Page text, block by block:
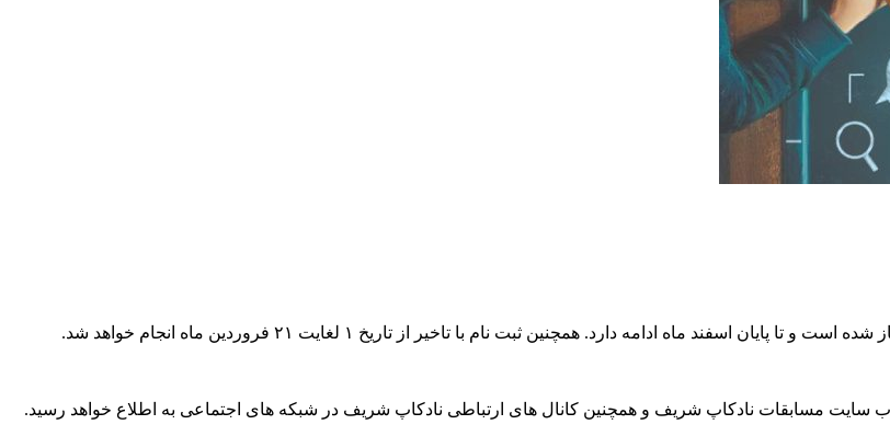
سایت مسابقات نادکاپ شریف و همچنین کانال های ارتباطی نادکاپ شریف در شبکه های اجتماعی به اطلاع خواهد رسید.